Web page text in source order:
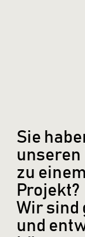
Sie
unseren
zu
Projekt?
Wir sind
und